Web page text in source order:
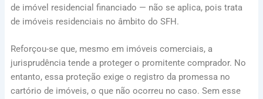
de imóvel residencial financiado — não se aplica, pois trata
de imóveis residenciais no âmbito do SFH.
Reforçou-se que, mesmo em imóveis comerciais, a
jurisprudência tende a proteger o promitente comprador. No
entanto, essa proteção exige o registro da promessa no
cartório de imóveis, o que não ocorreu no caso. Sem esse